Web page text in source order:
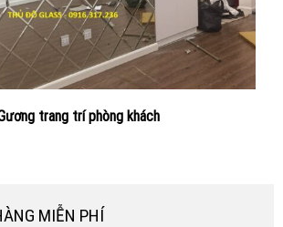
trang trí phòng khách
MIỄN PHÍ